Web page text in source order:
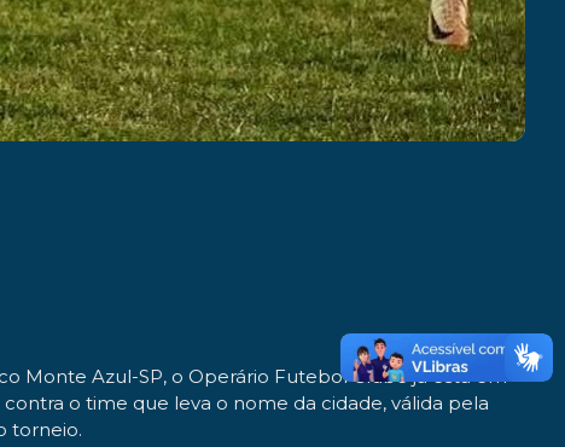
Monte Azul-SP, o Operário Futebol Clube já está em
o time que leva o nome da cidade, válida pela
torneio.